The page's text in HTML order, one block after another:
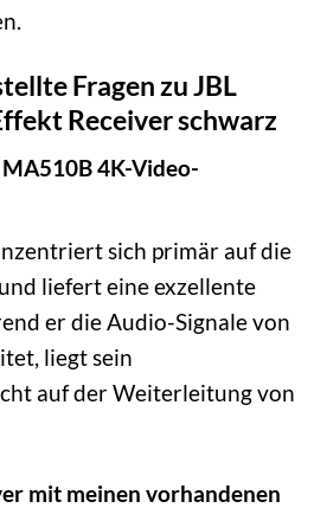
Fragen zu JBL
Receiver schwarz
4K-Video-
sich primär auf die
liefert eine exzellente
er die Audio-Signale von
liegt sein
auf der Weiterleitung von
mit meinen vorhandenen